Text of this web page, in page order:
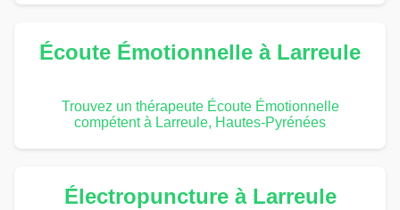
Écoute Émotionnelle à Larreule
Trouvez un thérapeute Écoute Émotionnelle
compétent à Larreule, Hautes-Pyrénées
Électropuncture à Larreule